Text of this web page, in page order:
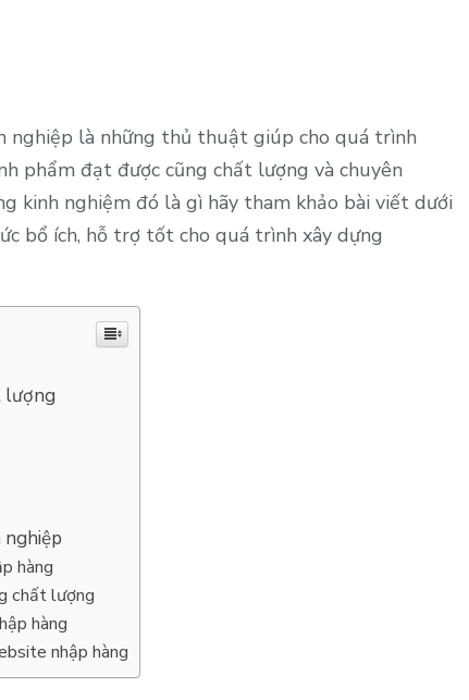
nghiệp là những thủ thuật giúp cho quá trình
phẩm đạt được cũng chất lượng và chuyên
kinh nghiệm đó là gì hãy tham khảo bài viết dưới
bổ ích, hỗ trợ tốt cho quá trình xây dựng
lượng
hàng
chất lượng
hàng
nhập hàng